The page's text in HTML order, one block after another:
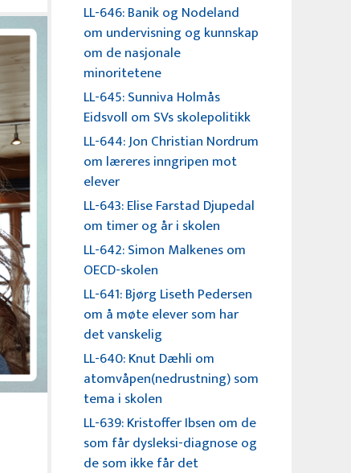
LL-646: Banik og Nodeland
om undervisning og kunnskap
om de nasjonale
minoritetene
LL-645: Sunniva Holmås
Eidsvoll om SVs skolepolitikk
LL-644: Jon Christian Nordrum
om læreres inngripen mot
elever
LL-643: Elise Farstad Djupedal
om timer og år i skolen
LL-642: Simon Malkenes om
OECD-skolen
LL-641: Bjørg Liseth Pedersen
om å møte elever som har
det vanskelig
LL-640: Knut Dæhli om
atomvåpen(nedrustning) som
tema i skolen
LL-639: Kristoffer Ibsen om de
som får dysleksi-diagnose og
de som ikke får det